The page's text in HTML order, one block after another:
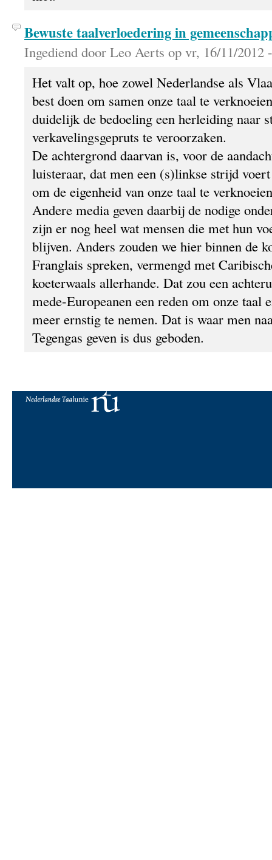
Bewuste taalverloedering in
Ingediend door Leo Aerts op vr, 16/11/2012
Het valt op, hoe zowel Nederlandse als
best doen om samen onze taal te
duidelijk de bedoeling een herleiding naar
verkavelingsgepruts te veroorzaken.
De achtergrond daarvan is, voor de
luisteraar, dat men een (s)linkse strijd
om de eigenheid van onze taal te
Andere media geven daarbij de nodige
zijn er nog heel wat mensen die met hun
blijven. Anders zouden we hier binnen de
Franglais spreken, vermengd met
koeterwaals allerhande. Dat zou een
mede-Europeanen een reden om onze taal
meer ernstig te nemen. Dat is waar men
Tegengas geven is dus geboden.